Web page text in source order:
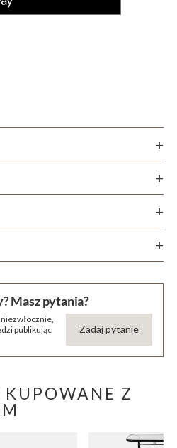
Masz pytania?
publikując
Zadaj pytanie
Z